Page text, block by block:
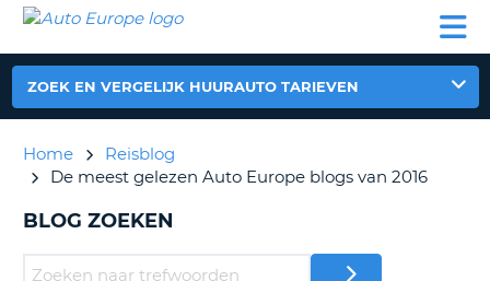
AUTO
CAMPER
PARTNER
AUTO
EUROPE
AUTO
HULP
MIJN
BEHEER
ZOEK EN VERGELIJK HUURAUTO TARIEVEN
Home
Reisblog
De meest gelezen Auto Europe blogs van 2016
BLOG ZOEKEN